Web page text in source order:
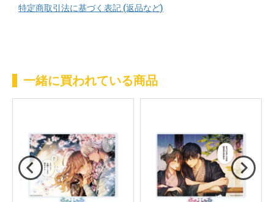
特定商取引法に基づく表記 (返品など)
一緒に買われている商品